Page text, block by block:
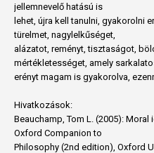
jellemnevelő hatású is
lehet, újra kell tanulni, gyakorolni
türelmet, nagylelkűséget,
alázatot, reményt, tisztaságot,
mértékletességet, amely
erényt magam is gyakorolva,
Hivatkozások:
Beauchamp, Tom L. (2005): Moral
Oxford Companion to
Philosophy (2nd edition), Oxford